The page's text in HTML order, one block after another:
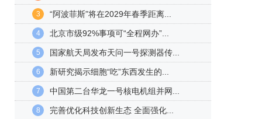
3 “阿波菲斯”将在2029年春季距离...
4 北京市级92%事项可“全程网办”...
5 国家航天局发布天问一号探测器传...
6 新研究揭示细胞“吃”东西发生的...
7 中国第二台华龙一号核电机组并网...
8 完善优化科技创新生态 全面强化...